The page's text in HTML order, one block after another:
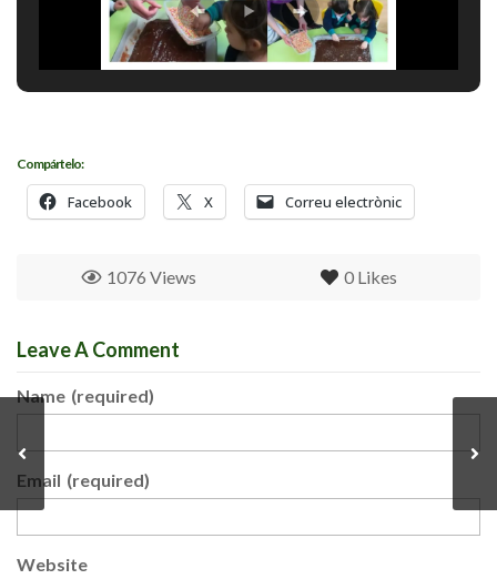
Compártelo:
Facebook X Correu electrònic
0 Likes
1076 Views
Leave A Comment
Name (required)
Email (required)
Website